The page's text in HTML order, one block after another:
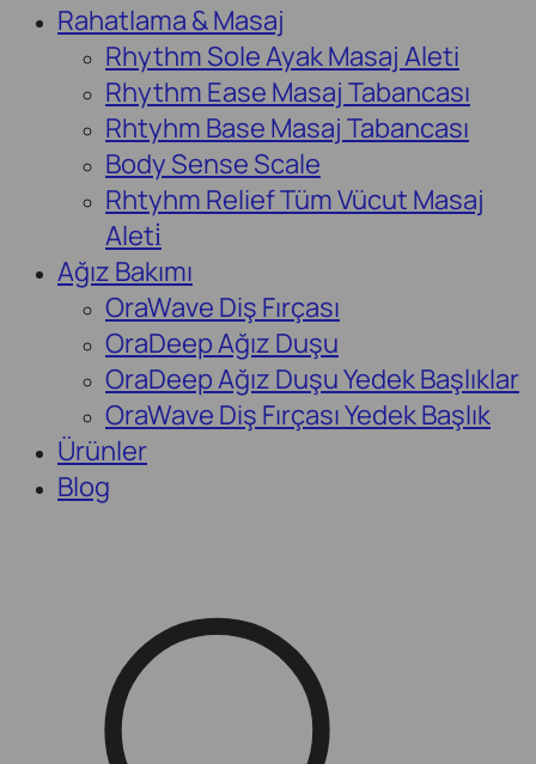
Rahatlama & Masaj
Rhythm Sole Ayak Masaj Aleti
Rhythm Ease Masaj Tabancası
Rhtyhm Base Masaj Tabancası
Body Sense Scale
Rhtyhm Relief Tüm Vücut Masaj
Aleti̇
Ağız Bakımı
OraWave Diş Fırçası
OraDeep Ağız Duşu
OraDeep Ağız Duşu Yedek Başlıklar
OraWave Diş Fırçası Yedek Başlık
Ürünler
Blog